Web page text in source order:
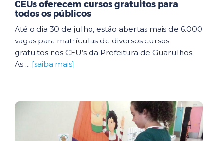
CEUs oferecem cursos gratuitos para
todos os públicos
Até o dia 30 de julho, estão abertas mais de 6.000
vagas para matrículas de diversos cursos
gratuitos nos CEU’s da Prefeitura de Guarulhos.
As ... [saiba mais]